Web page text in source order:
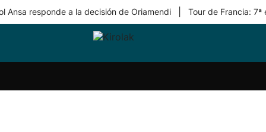
Ansa responde a la decisión de Oriamendi Tour de Francia: 7ª
Equipos